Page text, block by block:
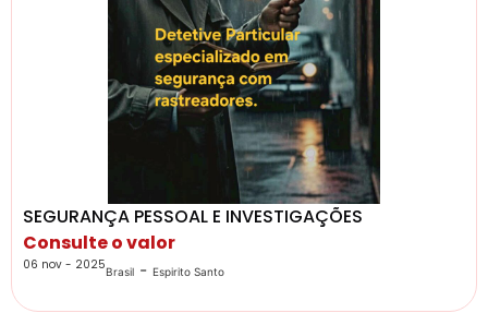
SEGURANÇA PESSOAL E INVESTIGAÇÕES
Consulte o valor
06 nov - 2025Brasil - Espirito Santo